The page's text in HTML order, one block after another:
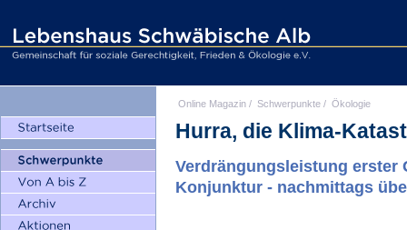
Online Magazin / Schwerpunkte / Ökologie
Hurra, die Klima-
Verdrängungsleistung erster
Konjunktur - nachmittags